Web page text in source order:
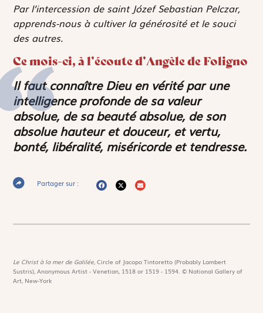
Par l’intercession de saint Józef Sebastian Pelczar,
apprends-nous à cultiver la générosité et le souci
des autres.
Ce mois-ci, à l’écoute d’Angèle de Foligno
Il faut connaître Dieu en vérité par une
intelligence profonde de sa valeur
absolue, de sa beauté absolue, de son
absolue hauteur et douceur, et vertu,
bonté, libéralité, miséricorde et tendresse.
Partager sur :
Le Christ à la mer de Galilée,Circle of Jacopo Tintoretto (Probably Lambert
Sustris), Anonymous Artist - Venetian, 1518 or 1519 - 1594. © National Gallery of
Art, New-York